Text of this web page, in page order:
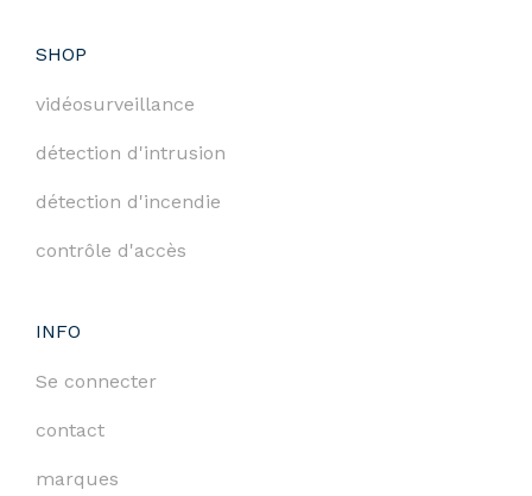
SHOP
vidéosurveillance
détection d'intrusion
détection d'incendie
contrôle d'accès
INFO
Se connecter
contact
marques